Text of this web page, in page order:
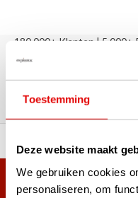
Toestemming
Deze website maakt
We gebruiken cookies
personaliseren, om
180.000+ Klanten | 5.000+
Reviews:
woord
Meer dan 38.000